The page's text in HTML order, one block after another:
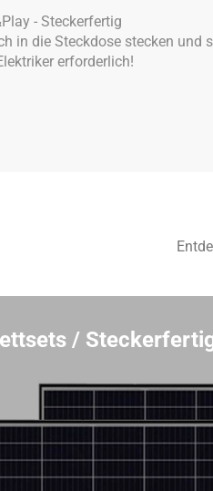
- Steckerfertig
in die Steckdose stecken und
erforderlich!
/